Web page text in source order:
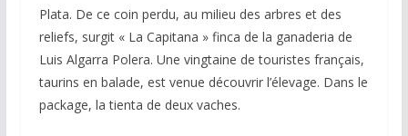
Plata. De ce coin perdu, au milieu des arbres et des
reliefs, surgit « La Capitana » finca de la ganaderia de
Luis Algarra Polera. Une vingtaine de touristes français,
taurins en balade, est venue découvrir l’élevage. Dans le
package, la tienta de deux vaches.